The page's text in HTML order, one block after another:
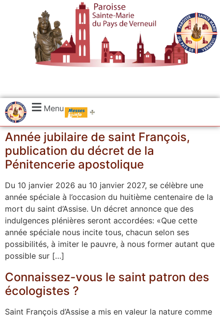
Menu Messes
Année jubilaire de saint François,
publication du décret de la
Pénitencerie apostolique
Du 10 janvier 2026 au 10 janvier 2027, se célèbre une
année spéciale à l’occasion du huitième centenaire de la
mort du saint d’Assise. Un décret annonce que des
indulgences plénières seront accordées: «Que cette
année spéciale nous incite tous, chacun selon ses
possibilités, à imiter le pauvre, à nous former autant que
possible sur […]
Connaissez-vous le saint patron des
écologistes ?
Saint François d’Assise a mis en valeur la nature comme